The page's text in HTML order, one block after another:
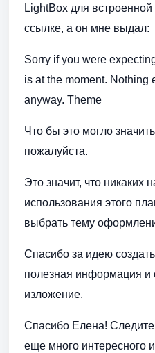
LightBox для
ссылке, а он мне выдал:
Sorry if you were
is at the moment. Nothing
anyway. Theme
Что бы это могло
пожалуйста.
Это значит, что никаких
использования этого
выбрать тему
Спасибо за идею
полезная информация и
изложение.
Спасибо Елена!
еще много интересного